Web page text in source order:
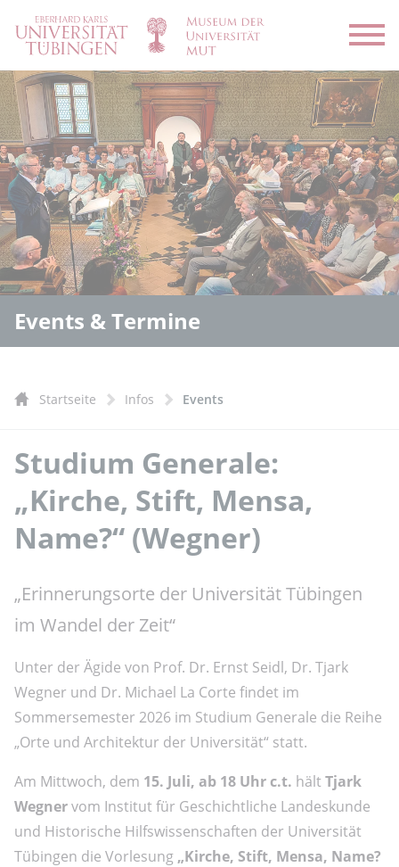
Events & Termine
Startseite Infos Events
Studium Generale:
„Kirche, Stift, Mensa,
Name?“ (Wegner)
„Erinnerungsorte der Universität Tübingen
im Wandel der Zeit“
Unter der Ägide von Prof. Dr. Ernst Seidl, Dr. Tjark
Wegner und Dr. Michael La Corte findet im
Sommersemester 2026 im Studium Generale die Reihe
„Orte und Architektur der Universität“ statt.
Am Mittwoch, dem 15. Juli, ab 18 Uhr c.t. hält Tjark
Wegnervom Institut für Geschichtliche Landeskunde
und Historische Hilfswissenschaften der Universität
Tübingen die Vorlesung „Kirche, Stift, Mensa, Name?